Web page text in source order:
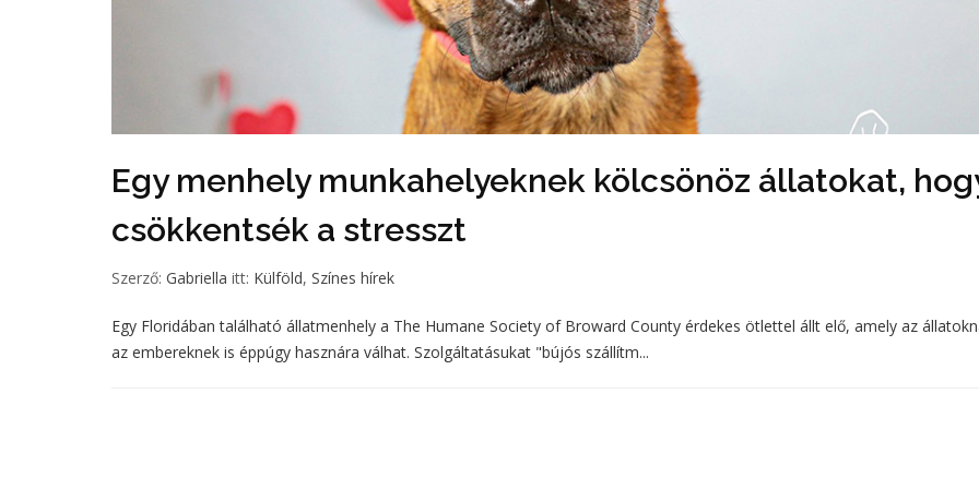
Egy menhely munkahelyeknek kölcsönöz állatokat,
csökkentsék a stresszt
Szerző: Gabriella itt: Külföld, Színes hírek
Egy Floridában található állatmenhely a The Humane Society of Broward County érdekes ötlettel állt elő, amely az
az embereknek is éppúgy hasznára válhat. Szolgáltatásukat "bújós szállítm...